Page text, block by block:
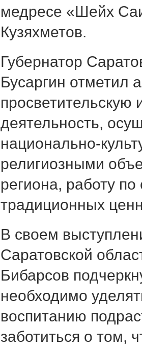
медресе «Шейх
Кузяхметов.
Губернатор
Бусаргин отметил
просветительскую
деятельность,
национально-
религиозными
региона, работу
традиционных
В своем
Саратовской
Бибарсов
необходимо
воспитанию
заботиться о том,